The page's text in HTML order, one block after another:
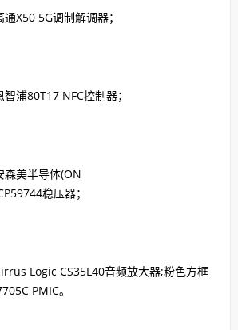
通X50 5G调制解调器；
智浦80T17 NFC控制器；
森美半导体(ON
稳压器；
Logic CS35L40音频放大器;粉色方框
PMIC。